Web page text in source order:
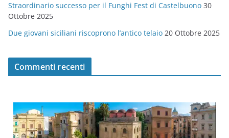
Straordinario successo per il Funghi Fest di Castelbuono 30
Ottobre 2025
Due giovani siciliani riscoprono l’antico telaio 20 Ottobre 2025
Commenti recenti